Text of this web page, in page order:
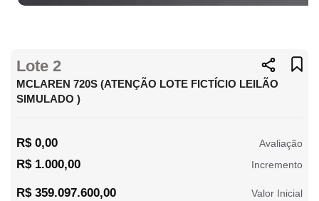
Lote 2
MCLAREN 720S (ATENÇÃO LOTE FICTÍCIO LEILÃO
SIMULADO )
R$ 0,00 Avaliação
R$ 1.000,00 Incremento
R$ 359.097.600,00 Valor Inicial